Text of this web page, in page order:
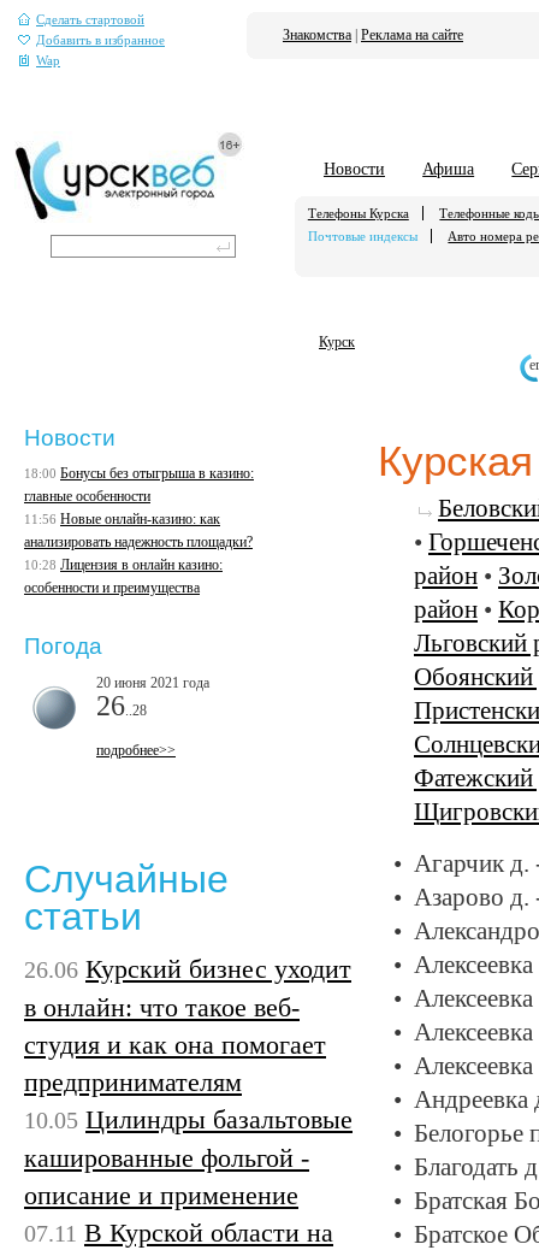
Сделать стартовой
Добавить в избранное
Wap
Знакомства Реклама на сайте
Новости Афиша
Телефоны Курска
Телефонные
Почтовые индексы
Авто номера
Курск
•
район •
район •
Льговский
Обоянский
Фатежский
Агарчик д.
Азарово д.
Андреевка
Белогорье
Благодать
Братская
Братское
Новости
18:00 Бонусы без отыгрыша в казино:
главные особенности
11:56 Новые онлайн-казино: как
анализировать надежность площадки?
10:28 Лицензия в онлайн казино:
особенности и преимущества
Погода
20 июня 2021 года
26 ..28
подробнее>>
Случайные
статьи
26.06 Курский бизнес уходит
в онлайн: что такое веб-
студия и как она помогает
предпринимателям
10.05 Цилиндры базальтовые
кашированные фольгой -
описание и применение
07.11 В Курской области на